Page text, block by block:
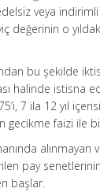
veya
o
bu şekilde
halinde istisna
7 ila 12 yıl
gecikme faizi
alınmayan
pay
başlar.